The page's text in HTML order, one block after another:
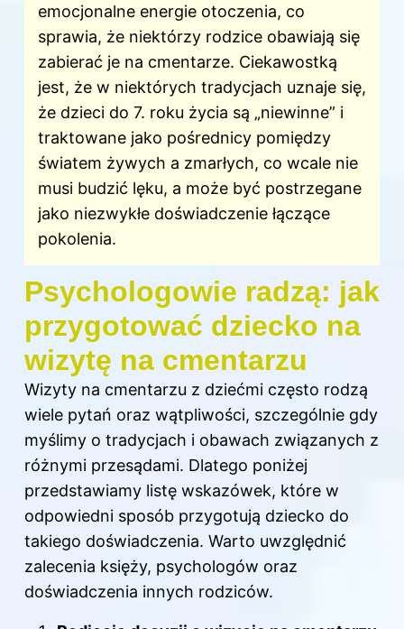
emocjonalne energie otoczenia, co
sprawia, że niektórzy rodzice obawiają się
zabierać je na cmentarze. Ciekawostką
jest, że w niektórych tradycjach uznaje się,
że dzieci do 7. roku życia są „niewinne” i
traktowane jako pośrednicy pomiędzy
światem żywych a zmarłych, co wcale nie
musi budzić lęku, a może być postrzegane
jako niezwykłe doświadczenie łączące
pokolenia.
Psychologowie radzą: jak
przygotować dziecko na
wizytę na cmentarzu
Wizyty na cmentarzu z dziećmi często rodzą
wiele pytań oraz wątpliwości, szczególnie gdy
myślimy o tradycjach i obawach związanych z
różnymi przesądami. Dlatego poniżej
przedstawiamy listę wskazówek, które w
odpowiedni sposób przygotują dziecko do
takiego doświadczenia. Warto uwzględnić
zalecenia księży, psychologów oraz
doświadczenia innych rodziców.